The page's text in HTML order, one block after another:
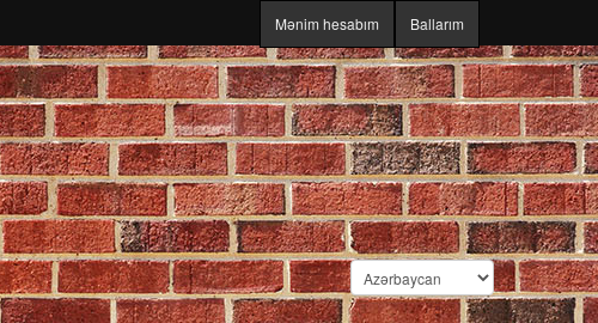
Mənim hesabım Ballarım